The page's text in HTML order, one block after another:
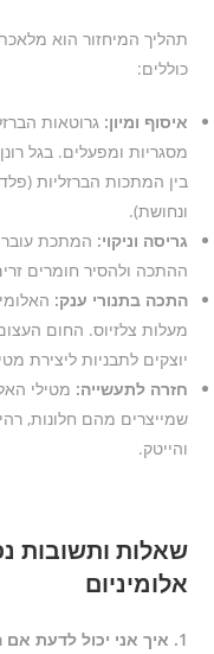
תהליך המיחזור הוא
כוללים:
איסוף ומיון: גרוטאות
מסגריות ומפעלים. בגל
בין המתכות הברזליות
ונחושת).
גריסה וניקוי: המתכת
ההתכה ולהסיר חומרים
התכה בתנורי ענק:
מעלות צלזיוס. החום
יוצקים לתבניות ליצירת
חזרה לתעשייה: מטילי
שמייצרים מהם חלונות,
והייטק.
שאלות ותשובות
אלומיניום
1. איך אני יכול לדעת